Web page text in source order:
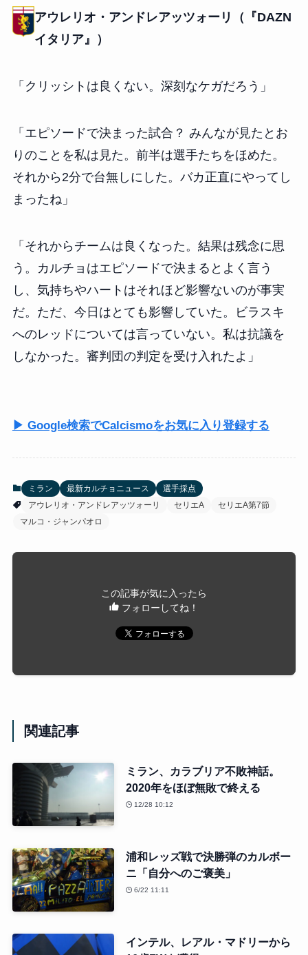
アウレリオ・アンドレアッツォーリ（『DAZN
イタリア』）
「クリッシトは良くない。深刻なケガだろう」
「エピソードで決まった試合？ みんなが見たとお
りのことを私は見た。前半は選手たちをほめた。
それから2分で台無しにした。バカ正直にやってし
まったね」
「それからチームは良くなった。結果は残念に思
う。カルチョはエピソードで決まるとよく言う
し、気持ちやハートはそれほど影響ないのが事実
だ。ただ、今日はとても影響していた。ビラスキ
へのレッドについては言っていない。私は抗議を
しなかった。審判団の判定を受け入れたよ」
▶ Google検索でCalcismoをお気に入り登録する
ミラン 最新カルチョニュース
選手採点
アウレリオ・アンドレアッツォーリ
セリエA
セリエA第7節
マルコ・ジャンパオロ
この記事が気に入ったら
フォローしてね！
関連記事
ミラン、カラブリア不敗神話。
2020年をほぼ無敗で終える
12/28 10:12
浦和レッズ戦で決勝弾のカルボー
ニ「自分へのご褒美」
6/22 11:11
インテル、レアル・マドリーから